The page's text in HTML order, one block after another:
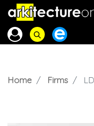
Home Firms